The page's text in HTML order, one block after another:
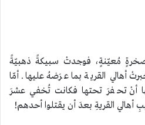
مُعيّنةٍ، فوجدتْ سبيكةً ذهبيّةً
أهالي القرية بما عرَضهُ عليها. أمّا
أنْ تحفرَ تحتها فكانت تُخفي عشرَ
القريةِ بعدَ أن يقتلوا أحدهم!